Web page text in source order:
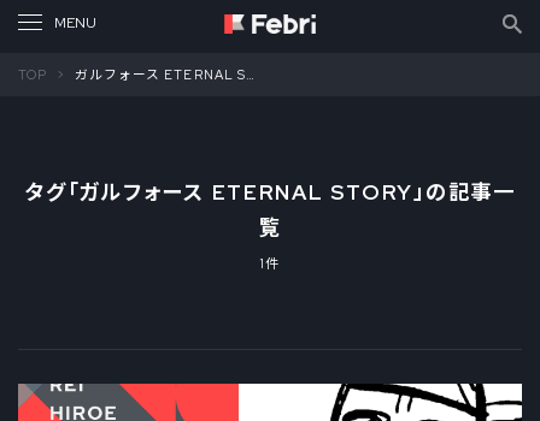
TOP ガルフォース ETERNAL STORY
タグ「ガルフォース ETERNAL STORY」の記事一
覧
1件